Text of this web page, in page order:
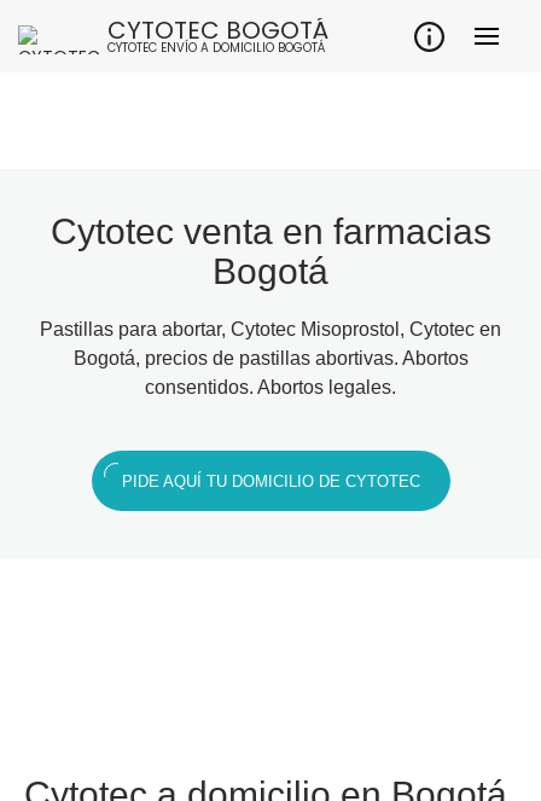
CYTOTEC BOGOTÁ
CYTOTEC ENVÍO A DOMICILIO BOGOTÁ
Cytotec venta en farmacias
Bogotá
Pastillas para abortar, Cytotec Misoprostol, Cytotec en
Bogotá, precios de pastillas abortivas. Abortos
consentidos. Abortos legales.
PIDE AQUÍ TU DOMICILIO DE CYTOTEC